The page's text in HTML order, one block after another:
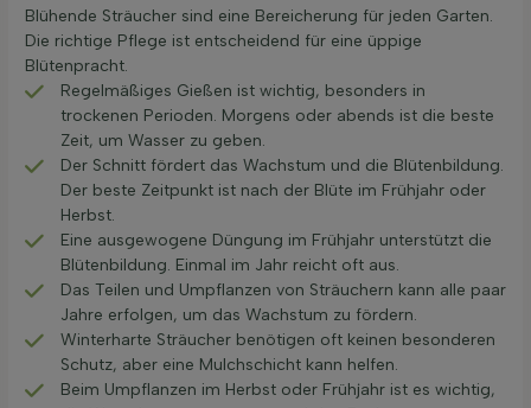
Blühende Sträucher sind eine Bereicherung für jeden Garten.
Die richtige Pflege ist entscheidend für eine üppige
Blütenpracht.
Regelmäßiges Gießen ist wichtig, besonders in
trockenen Perioden. Morgens oder abends ist die beste
Zeit, um Wasser zu geben.
Der Schnitt fördert das Wachstum und die Blütenbildung.
Der beste Zeitpunkt ist nach der Blüte im Frühjahr oder
Herbst.
Eine ausgewogene Düngung im Frühjahr unterstützt die
Blütenbildung. Einmal im Jahr reicht oft aus.
Das Teilen und Umpflanzen von Sträuchern kann alle paar
Jahre erfolgen, um das Wachstum zu fördern.
Winterharte Sträucher benötigen oft keinen besonderen
Schutz, aber eine Mulchschicht kann helfen.
Beim Umpflanzen im Herbst oder Frühjahr ist es wichtig,